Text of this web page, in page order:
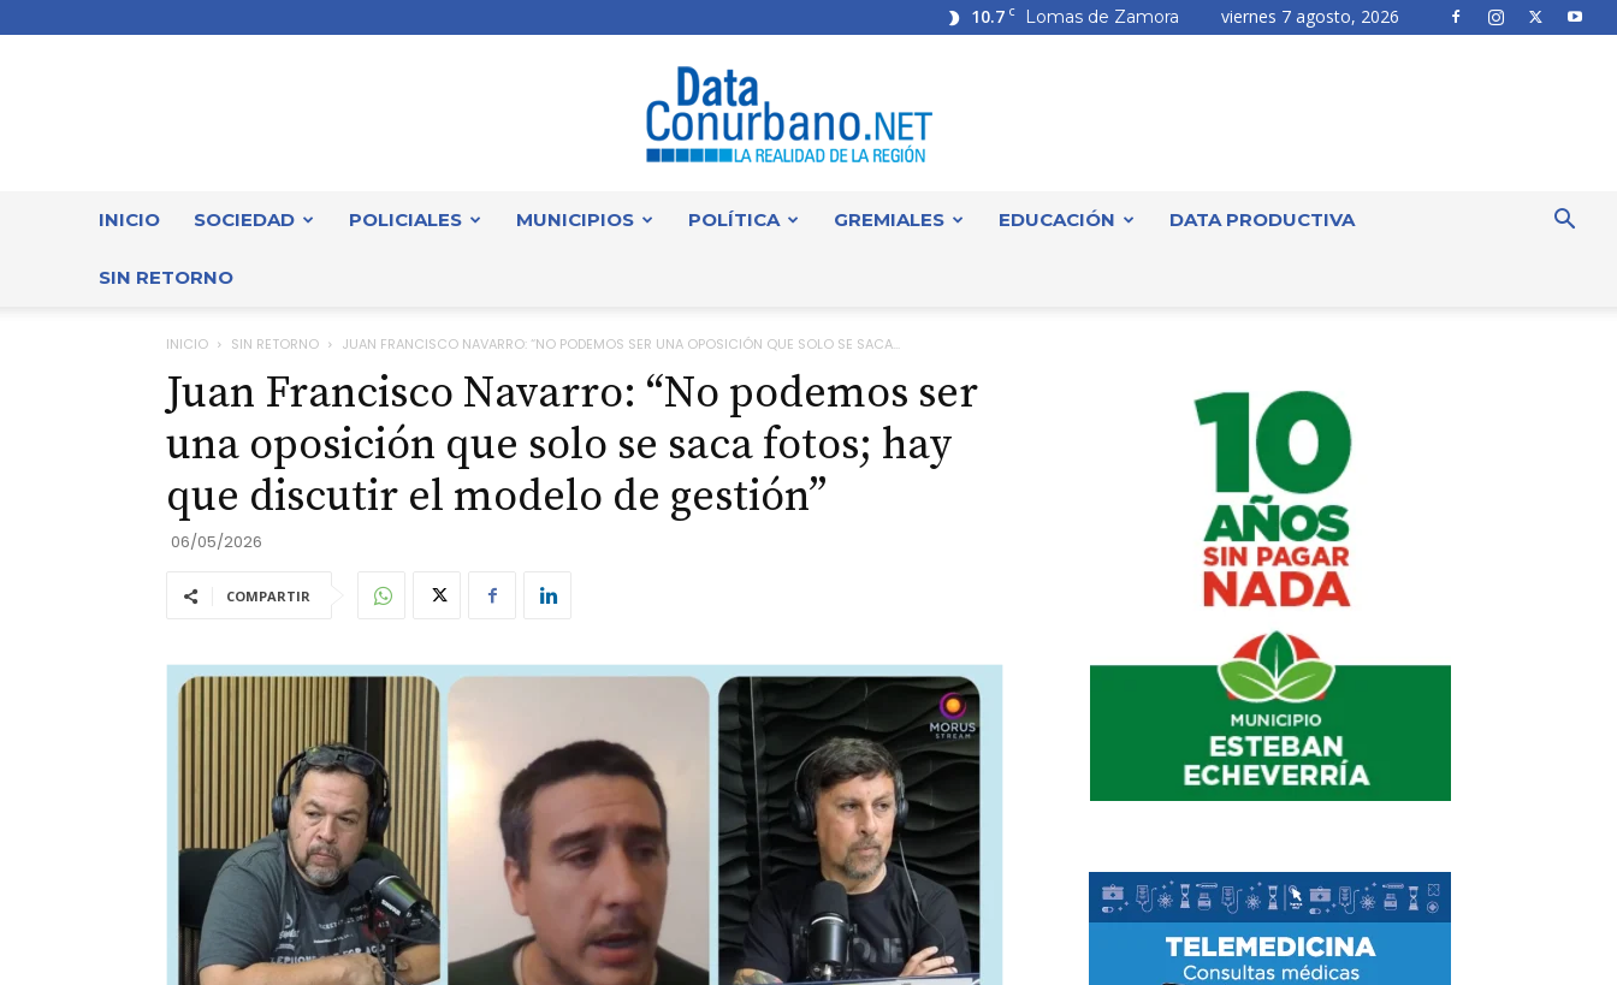
10.7 C Lomas de Zamora viernes 7 agosto, 2026
INICIO SOCIEDAD POLICIALES MUNICIPIOS POLÍTICA GREMIALES EDUCACIÓN DATA PRODUCTIVA
SIN RETORNO
INICIO SIN RETORNO JUAN FRANCISCO NAVARRO: “NO PODEMOS SER UNA OPOSICIÓN QUE SOLO SE SACA...
Juan Francisco Navarro: “No podemos ser
una oposición que solo se saca fotos; hay
que discutir el modelo de gestión”
06/05/2026
COMPARTIR